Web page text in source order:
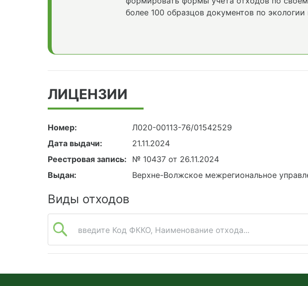
более 100 образцов документов по
ЛИЦЕНЗИИ
Номер:
Л020-00113-76/01542529
Дата выдачи:
21.11.2024
Реестровая запись:
№ 10437 от 26.11.2024
Выдан:
Верхне-Волжское межрегиональное
Виды отходов
введите Код ФККО, Наименование отхода...